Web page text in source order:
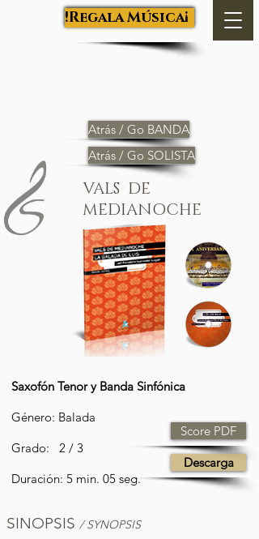
Salva Luján ¡Regala Música!
Atrás / Go BANDA
Atrás / Go SOLISTA
VALS DE
MEDIANOCHE
Saxofón Tenor y Banda Sinfónica
Género: Balada
Grado: 2 / 3
Duración: 5 min. 05 seg.
Score PDF
Descarga
SINOPSIS / SYNOPSIS